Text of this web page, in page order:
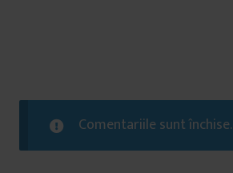
Comentariile sunt închise.